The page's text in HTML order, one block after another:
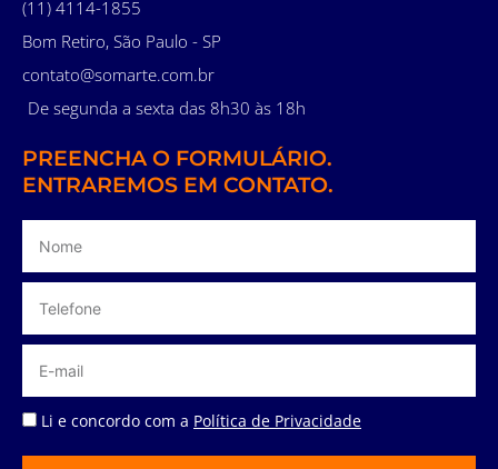
(11) 4114-1855
Bom Retiro, São Paulo - SP
contato@somarte.com.br
De segunda a sexta das 8h30 às 18h
PREENCHA O FORMULÁRIO.
ENTRAREMOS EM CONTATO.
Li e concordo com a Política de Privacidade